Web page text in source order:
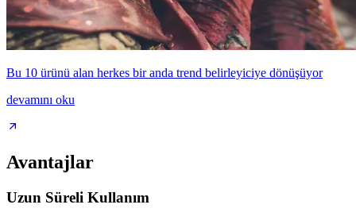
Bu 10 ürünü alan herkes bir anda trend belirleyiciye dönüşüyor
devamını oku
Avantajlar
Uzun Süreli Kullanım